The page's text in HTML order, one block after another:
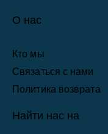
О нас
Кто мы
Связаться с нами
Политика возврата
Найти нас на